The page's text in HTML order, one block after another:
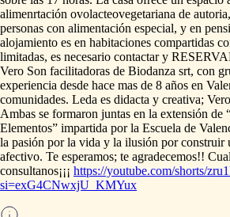
alimenrtación ovolacteovegetariana de autoria,
personas con alimentación especial, y en
alojamiento es en habitaciones compartidas
limitadas, es necesario contactar y
Vero Son facilitadoras de Biodanza srt, con
experiencia desde hace mas de 8 años en
comunidades. Leda es didacta y creativa; Vero
Ambas se formaron juntas en la extensión de
Elementos” impartida por la Escuela de
la pasión por la vida y la ilusión por construir
afectivo. Te esperamos; te agradecemos!!
consultanos¡¡¡ https://youtube.com/shorts/
si=exG4CNwxjU_KMYux